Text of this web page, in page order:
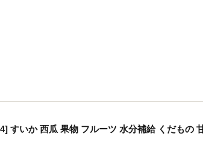
すいか 西瓜 果物 フルーツ 水分補給 くだもの